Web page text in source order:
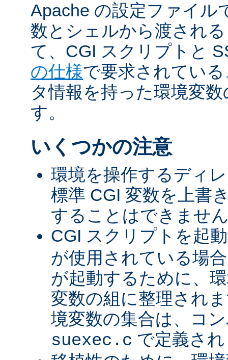
Apache の設定ファイル
数とシェルから渡され
て、CGI スクリプトと
の仕様で要求されてい
タ情報を持った環境変
す。
いくつかの注意
環境を操作するディ
標準 CGI 変数を上書
することはできませ
CGI スクリプトを起
が使用されている場
が起動するために、
変数の組に整理され
境変数の集合は、コ
suexec.c で定義さ